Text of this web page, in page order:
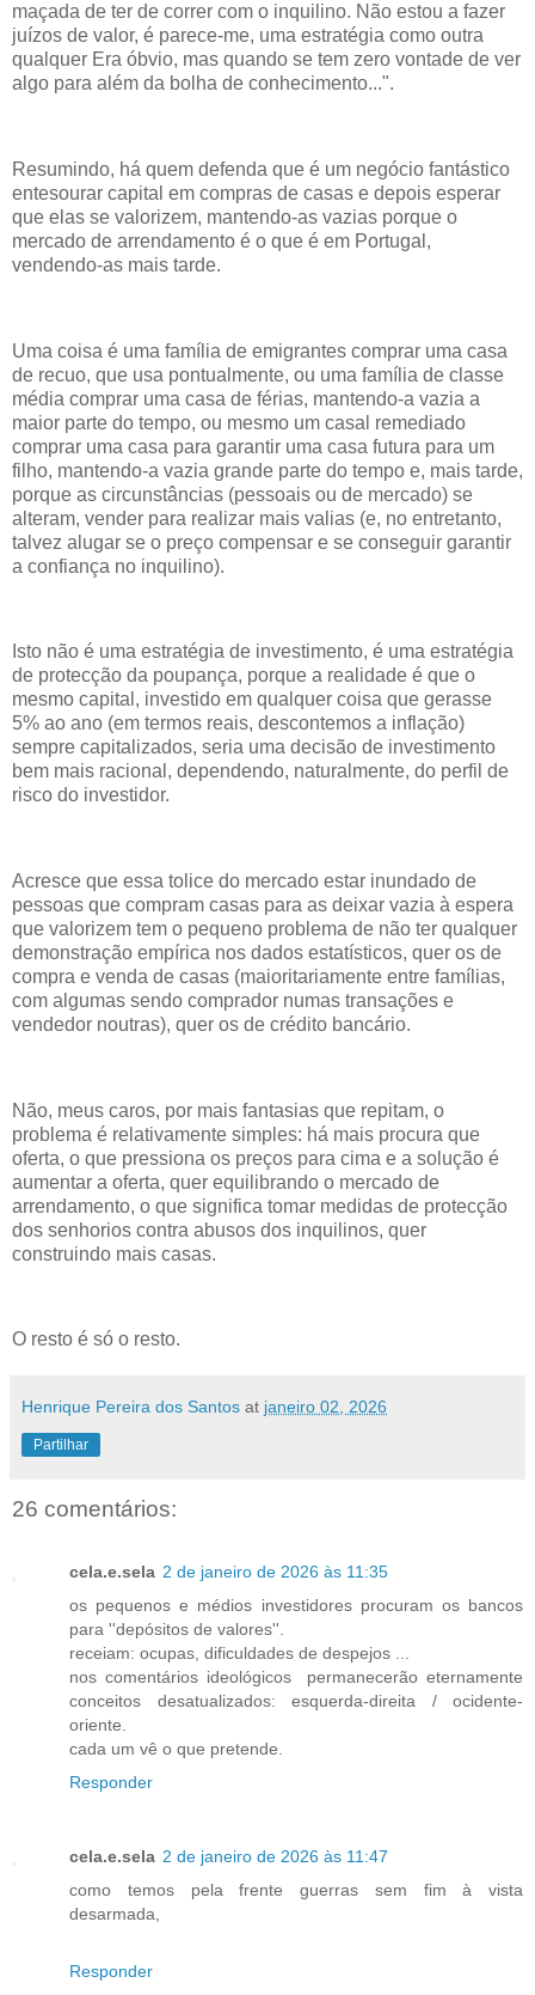
maçada de ter de correr com o inquilino. Não estou a fazer
juízos de valor, é parece-me, uma estratégia como outra
qualquer Era óbvio, mas quando se tem zero vontade de ver
algo para além da bolha de conhecimento...".
Resumindo, há quem defenda que é um negócio fantástico
entesourar capital em compras de casas e depois esperar
que elas se valorizem, mantendo-as vazias porque o
mercado de arrendamento é o que é em Portugal,
vendendo-as mais tarde.
Uma coisa é uma família de emigrantes comprar uma casa
de recuo, que usa pontualmente, ou uma família de classe
média comprar uma casa de férias, mantendo-a vazia a
maior parte do tempo, ou mesmo um casal remediado
comprar uma casa para garantir uma casa futura para um
filho, mantendo-a vazia grande parte do tempo e, mais tarde,
porque as circunstâncias (pessoais ou de mercado) se
alteram, vender para realizar mais valias (e, no entretanto,
talvez alugar se o preço compensar e se conseguir garantir
a confiança no inquilino).
Isto não é uma estratégia de investimento, é uma estratégia
de protecção da poupança, porque a realidade é que o
mesmo capital, investido em qualquer coisa que gerasse
5% ao ano (em termos reais, descontemos a inflação)
sempre capitalizados, seria uma decisão de investimento
bem mais racional, dependendo, naturalmente, do perfil de
risco do investidor.
Acresce que essa tolice do mercado estar inundado de
pessoas que compram casas para as deixar vazia à espera
que valorizem tem o pequeno problema de não ter qualquer
demonstração empírica nos dados estatísticos, quer os de
compra e venda de casas (maioritariamente entre famílias,
com algumas sendo comprador numas transações e
vendedor noutras), quer os de crédito bancário.
Não, meus caros, por mais fantasias que repitam, o
problema é relativamente simples: há mais procura que
oferta, o que pressiona os preços para cima e a solução é
aumentar a oferta, quer equilibrando o mercado de
arrendamento, o que significa tomar medidas de protecção
dos senhorios contra abusos dos inquilinos, quer
construindo mais casas.
O resto é só o resto.
Henrique Pereira dos Santos at janeiro 02, 2026
Partilhar
26 comentários:
cela.e.sela 2 de janeiro de 2026 às 11:35
os pequenos e médios investidores procuram os bancos
para ''depósitos de valores''.
receiam: ocupas, dificuldades de despejos ...
nos comentários ideológicos permanecerão eternamente
conceitos desatualizados: esquerda-direita / ocidente-
oriente.
cada um vê o que pretende.
Responder
cela.e.sela 2 de janeiro de 2026 às 11:47
como temos pela frente guerras sem fim à vista
desarmada,
Responder